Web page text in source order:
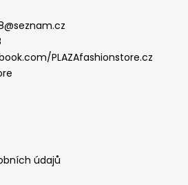
v
p
@seznam.cz
PLAZAfashionstore.cz
údajů